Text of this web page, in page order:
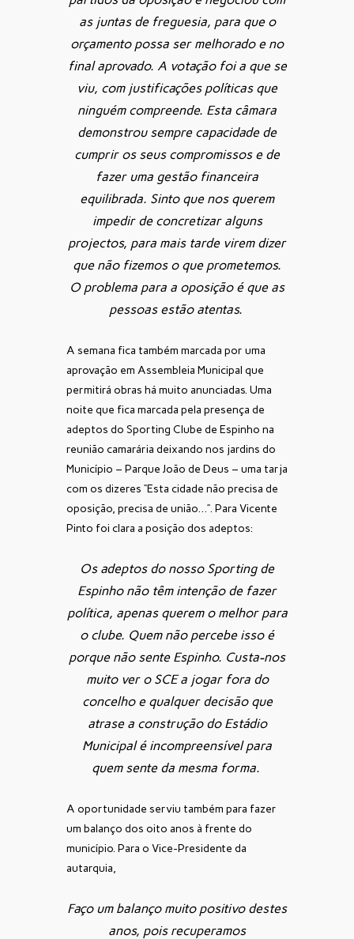
as juntas de freguesia, para que o
orçamento possa ser melhorado e no
final aprovado. A votação foi a que se
viu, com justificações políticas que
ninguém compreende. Esta câmara
demonstrou sempre capacidade de
cumprir os seus compromissos e de
fazer uma gestão financeira
equilibrada. Sinto que nos querem
impedir de concretizar alguns
projectos, para mais tarde virem dizer
que não fizemos o que prometemos.
O problema para a oposição é que as
pessoas estão atentas.
A semana fica também marcada por uma
aprovação em Assembleia Municipal que
permitirá obras há muito anunciadas. Uma
noite que fica marcada pela presença de
adeptos do Sporting Clube de Espinho na
reunião camarária deixando nos jardins do
Município – Parque João de Deus – uma tarja
com os dizeres “Esta cidade não precisa de
oposição, precisa de união…”. Para Vicente
Pinto foi clara a posição dos adeptos:
Os adeptos do nosso Sporting de
Espinho não têm intenção de fazer
política, apenas querem o melhor para
o clube. Quem não percebe isso é
porque não sente Espinho. Custa-nos
muito ver o SCE a jogar fora do
concelho e qualquer decisão que
atrase a construção do Estádio
Municipal é incompreensível para
quem sente da mesma forma.
A oportunidade serviu também para fazer
um balanço dos oito anos à frente do
município. Para o Vice-Presidente da
autarquia,
Faço um balanço muito positivo destes
anos, pois recuperamos